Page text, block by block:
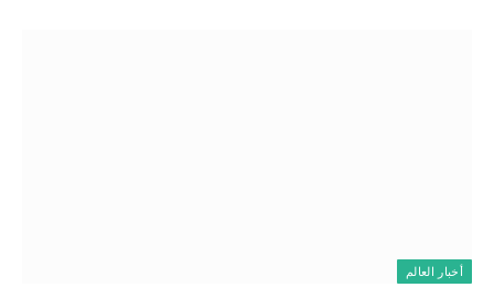
أخبار العالم